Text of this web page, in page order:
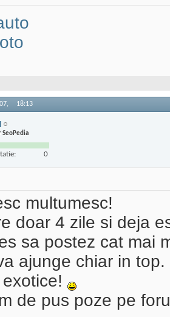
18:13
SeoPedia
0
multumesc!
doar 4 zile si deja
sa postez cat mai
ajunge chiar in
de pus poze pe